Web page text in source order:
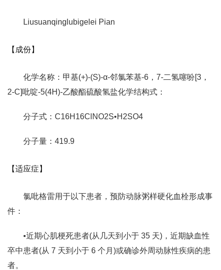
Liusuanqinglubigelei Pian
【成份】
化学名称：甲基(+)-(S)-α-邻氯苯基-6，7-二氢噻吩[3，
2-C]吡啶-5(4H)-乙酸酯硫酸氢盐化学结构式：
分子式：C16H16ClNO2S•H2SO4
分子量：419.9
【适应症】
氯吡格雷用于以下患者，预防动脉粥样硬化血栓形成事
件：
•近期心肌梗死患者(从几天到小于 35 天)，近期缺血性
卒中患者(从 7 天到小于 6 个月)或确诊外周动脉性疾病的患
者。